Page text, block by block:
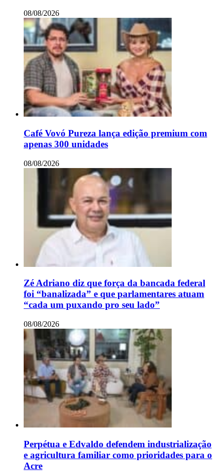
08/08/2026
Café Vovó Pureza lança edição premium com
apenas 300 unidades
08/08/2026
Zé Adriano diz que força da bancada federal
foi “banalizada” e que parlamentares atuam
“cada um puxando pro seu lado”
08/08/2026
Perpétua e Edvaldo defendem industrialização
e agricultura familiar como prioridades para o
Acre